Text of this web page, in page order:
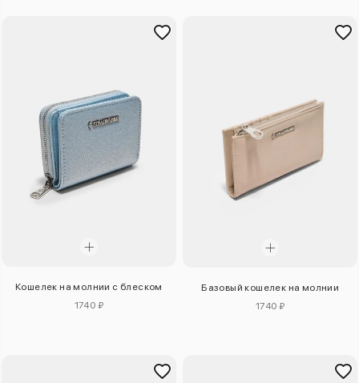
Кошелек на молнии с блеском
1740 ₽
Базовый кошелек на молнии
1740 ₽